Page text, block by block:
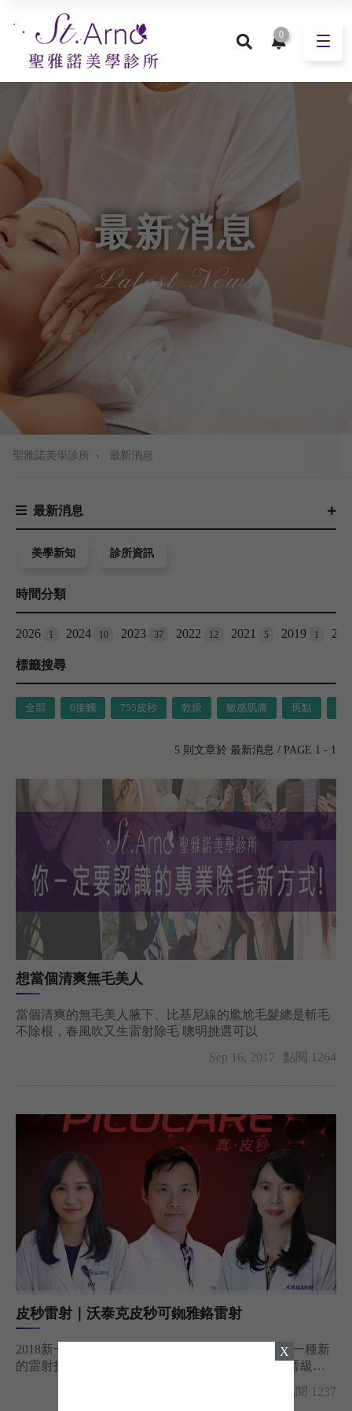
0
最新消息
Latest News
聖雅諾美學診所 › 最新消息
5 則文章於 最新消息 / PAGE 1 - 1
想當個清爽無毛美人
當個清爽的無毛美人腋下、比基尼線的尷尬毛髮總是斬毛
不除根，春風吹又生雷射除毛 聰明挑選可以
Sep 16, 2017
點閱 1264
皮秒雷射｜沃泰克皮秒可銣雅鉻雷射
2018新一代皮秒雷射改善肌膚問題「皮秒雷射」是一種新
的雷射技術名稱，代表雷射治療速度由微秒-奈秒-晉級到
億分之一 （即10的負12次方）當雷射擊發時間以「皮秒」
點閱 1237
最新消息
美學新知 診所資訊
時間分類
2026 1 2024 10 2023 37 2022 12 2021 5 2019 1
標籤搜尋
全部 0接觸 755皮秒 乾燥 敏感肌膚 斑點
X